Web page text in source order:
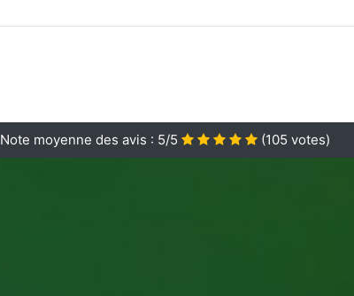
Note moyenne des avis : 5/5 (105 votes)